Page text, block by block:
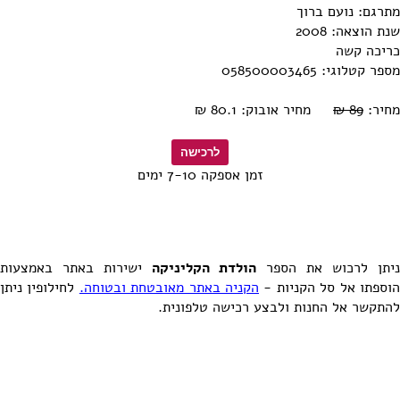
מתרגם: נועם ברוך
שנת הוצאה: 2008
כריכה קשה
מספר קטלוגי: 058500003465
מחיר: 89 ₪ מחיר אובוק: 80.1 ₪
זמן אספקה 7-10 ימים
ניתן לרכוש את הספר הולדת הקליניקה ישירות באתר באמצעות
הוספתו אל סל הקניות - הקניה באתר מאובטחת ובטוחה. לחילופין ניתן
להתקשר אל החנות ולבצע רכישה טלפונית.